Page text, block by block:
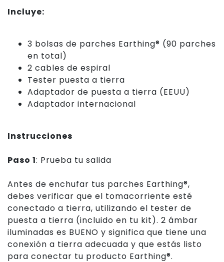
Incluye:
3 bolsas de parches Earthing® (90 parches
en total)
2 cables de espiral
Tester puesta a tierra
Adaptador de puesta a tierra (EEUU)
Adaptador internacional
Instrucciones
Paso 1: Prueba tu salida
Antes de enchufar tus parches Earthing®,
debes verificar que el tomacorriente esté
conectado a tierra, utilizando el tester de
puesta a tierra (incluido en tu kit). 2 ámbar
iluminadas es BUENO y significa que tiene una
conexión a tierra adecuada y que estás listo
para conectar tu producto Earthing®.